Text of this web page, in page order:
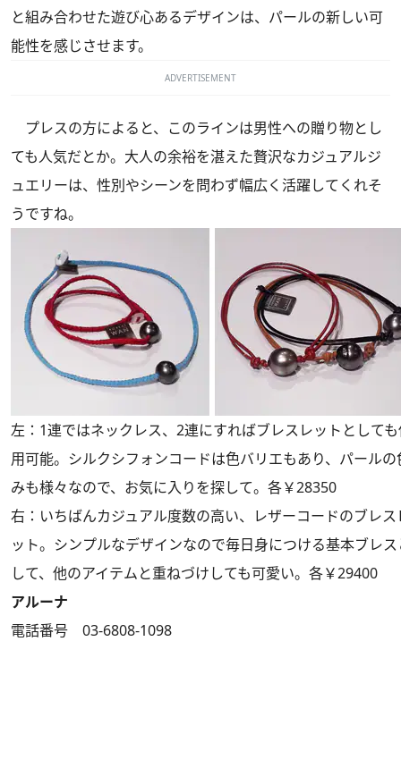
と組み合わせた遊び心あるデザインは、パールの新しい可
能性を感じさせます。
ADVERTISEMENT
プレスの方によると、このラインは男性への贈り物とし
ても人気だとか。大人の余裕を湛えた贅沢なカジュアルジ
ュエリーは、性別やシーンを問わず幅広く活躍してくれそ
うですね。
左：1連ではネックレス、2連にすればブレスレットとして
用可能。シルクシフォンコードは色バリエもあり、パールの
みも様々なので、お気に入りを探して。各￥28350
右：いちばんカジュアル度数の高い、レザーコードのブレス
ット。シンプルなデザインなので毎日身につける基本ブレス
して、他のアイテムと重ねづけしても可愛い。各￥29400
アルーナ
電話番号 03-6808-1098